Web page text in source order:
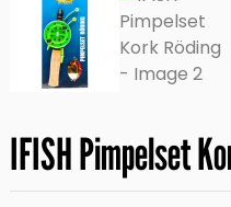
IFISH Pimpelset